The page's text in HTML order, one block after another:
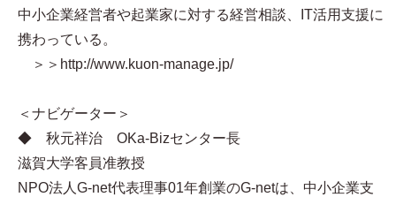
中小企業経営者や起業家に対する経営相談、IT活用支援に
携わっている。
＞＞http://www.kuon-manage.jp/
＜ナビゲーター＞
◆ 秋元祥治 OKa-Bizセンター長
滋賀大学客員准教授
NPO法人G-net代表理事 01年創業のG-netは、中小企業支